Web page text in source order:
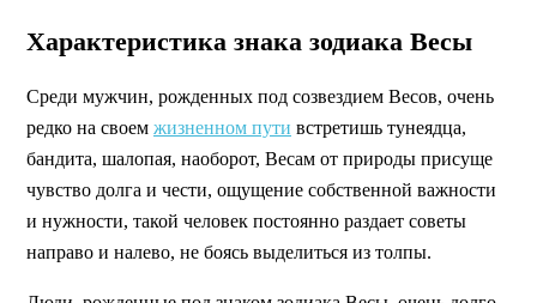
Характеристика знака зодиака Весы
Среди мужчин, рожденных под созвездием Весов, очень
редко на своем жизненном пути встретишь тунеядца,
бандита, шалопая, наоборот, Весам от природы присуще
чувство долга и чести, ощущение собственной важности
и нужности, такой человек постоянно раздает советы
направо и налево, не боясь выделиться из толпы.